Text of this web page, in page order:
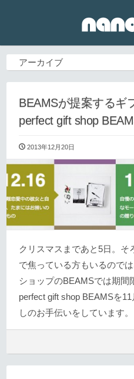
アーカイブ
BEAMSが提案するギ
perfect gift shop
2013年12月20日
クリスマスまであと5日。そ
で焦っている方もいるので
ショップのBEAMSでは期間
perfect gift shop BEAMSを
しのお手伝いをしています。